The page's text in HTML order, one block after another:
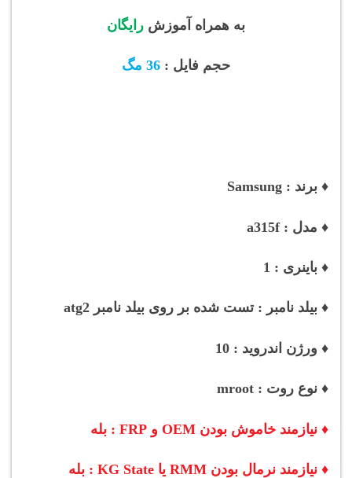
به همراه آموزش رایگان
حجم فایل : 36 مگ
♦ برند : Samsung
♦ مدل : a315f
♦ باینری : 1
♦ بیلد نامبر : تست شده بر روی بیلد نامبر atg2
♦ ورژن اندروید : 10
♦ نوع روت : mroot
♦ نیازمند خاموش بودن OEM و FRP : بله
♦ نیازمند نرمال بودن RMM یا KG State : بله